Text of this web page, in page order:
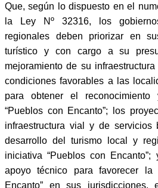
Que, según lo dispuesto en el
la Ley Nº 32316, los
regionales deben priorizar en
turístico y con cargo a su
mejoramiento de su
condiciones favorables a las
para obtener el
“Pueblos con Encanto”; los
infraestructura vial y de servicios
desarrollo del turismo local y
iniciativa “Pueblos con
apoyo técnico para favorecer la
Encanto” en sus jurisdicciones,